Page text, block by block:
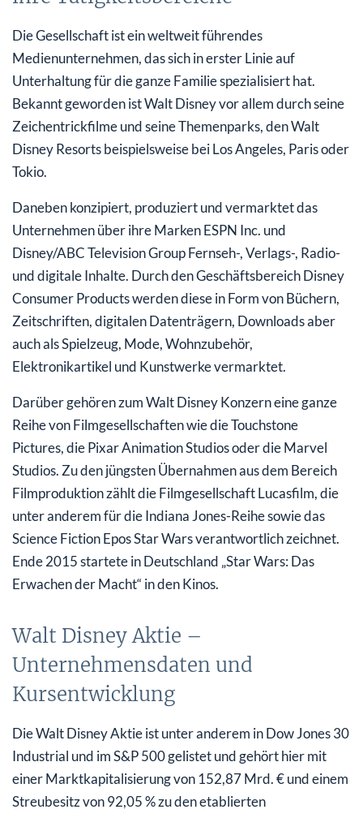
Die Gesellschaft ist ein weltweit führendes
Medienunternehmen, das sich in erster Linie auf
Unterhaltung für die ganze Familie spezialisiert hat.
Bekannt geworden ist Walt Disney vor allem durch seine
Zeichentrickfilme und seine Themenparks, den Walt
Disney Resorts beispielsweise bei Los Angeles, Paris oder
Tokio.
Daneben konzipiert, produziert und vermarktet das
Unternehmen über ihre Marken ESPN Inc. und
Disney/ABC Television Group Fernseh-, Verlags-, Radio-
und digitale Inhalte. Durch den Geschäftsbereich Disney
Consumer Products werden diese in Form von Büchern,
Zeitschriften, digitalen Datenträgern, Downloads aber
auch als Spielzeug, Mode, Wohnzubehör,
Elektronikartikel und Kunstwerke vermarktet.
Darüber gehören zum Walt Disney Konzern eine ganze
Reihe von Filmgesellschaften wie die Touchstone
Pictures, die Pixar Animation Studios oder die Marvel
Studios. Zu den jüngsten Übernahmen aus dem Bereich
Filmproduktion zählt die Filmgesellschaft Lucasfilm, die
unter anderem für die Indiana Jones-Reihe sowie das
Science Fiction Epos Star Wars verantwortlich zeichnet.
Ende 2015 startete in Deutschland „Star Wars: Das
Erwachen der Macht“ in den Kinos.
Walt Disney Aktie –
Unternehmensdaten und
Kursentwicklung
Die Walt Disney Aktie ist unter anderem in Dow Jones 30
Industrial und im S&P 500 gelistet und gehört hier mit
einer Marktkapitalisierung von 152,87 Mrd. € und einem
Streubesitz von 92,05 % zu den etablierten